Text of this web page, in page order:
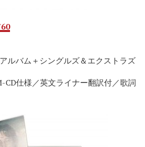
ルバム＋シングルズ＆エクストラズ
CD仕様／英文ライナー翻訳付／歌詞